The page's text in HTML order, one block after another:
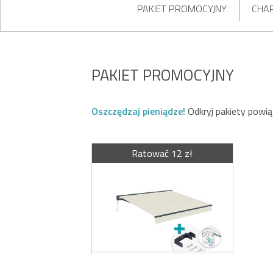
PAKIET PROMOCYJNY
PAKIET PROMOCYJNY
Oszczędzaj pieniądze! Odkryj pakiety
Ratować 12 zł